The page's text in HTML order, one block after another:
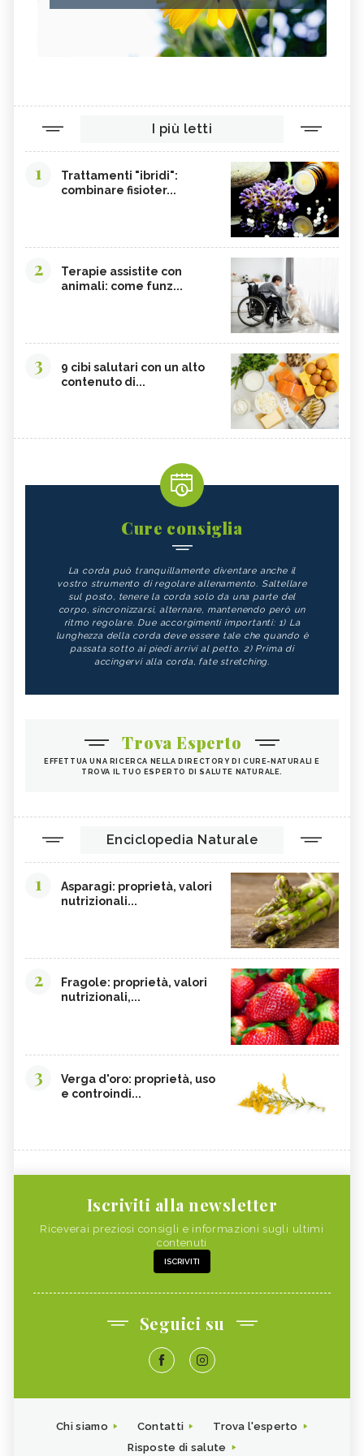
I più letti
1
Trattamenti "ibridi":
combinare fisioter...
2
Terapie assistite con
animali: come funz...
3
9 cibi salutari con un alto
contenuto di...
Cure consiglia
La corda può tranquillamente diventare anche il
vostro strumento di regolare allenamento. Saltellare
sul posto, tenere la corda solo da una parte del
corpo, sincronizzarsi, alternare, mantenendo però un
ritmo regolare. Due accorgimenti importanti: 1) La
lunghezza della corda deve essere tale che quando è
passata sotto ai piedi arrivi al petto. 2) Prima di
accingervi alla corda, fate stretching.
Trova Esperto
EFFETTUA UNA RICERCA NELLA DIRECTORY DI CURE-NATURALI E
TROVA IL TUO ESPERTO DI SALUTE NATURALE.
Enciclopedia Naturale
1
Asparagi: proprietà, valori
nutrizionali...
2
Fragole: proprietà, valori
nutrizionali,...
3
Verga d'oro: proprietà, uso
e controindi...
Iscriviti alla newsletter
Riceverai preziosi consigli e informazioni sugli ultimi
contenuti
ISCRIVITI
Seguici su
Chi siamo Contatti
Trova l'esperto
Risposte di salute